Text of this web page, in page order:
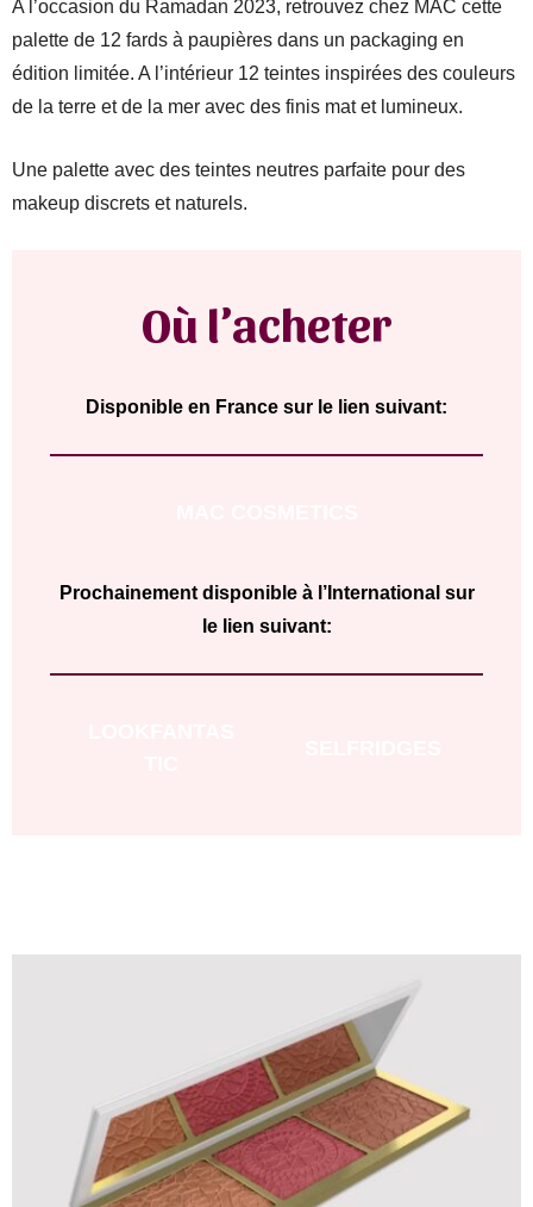
A l’occasion du Ramadan 2023, retrouvez chez MAC cette
palette de 12 fards à paupières dans un packaging en
édition limitée. A l’intérieur 12 teintes inspirées des couleurs
de la terre et de la mer avec des finis mat et lumineux.
Une palette avec des teintes neutres parfaite pour des
makeup discrets et naturels.
Où l’acheter
Disponible en France sur le lien suivant:
Prochainement disponible à l’International sur
le lien suivant: